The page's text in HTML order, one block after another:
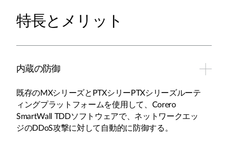
特長とメリット
内蔵の防御
既存のMXシリーズとPTXシリーPTXシリーズルーテ
ィングプラットフォームを使用して、Corero
SmartWall TDDソフトウェアで、ネットワークエッ
ジのDDoS攻撃に対して自動的に防御する。